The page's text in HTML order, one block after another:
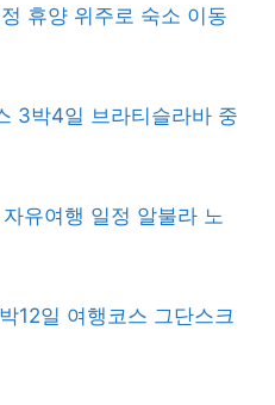
휴양 위주로 숙소 이동
3박4일 브라티슬라바 중
유여행 일정 알불라 노
12일 여행코스 그단스크